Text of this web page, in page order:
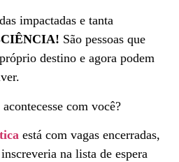
impactadas e tanta
São pessoas que
destino e agora podem
com você?
está com vagas encerradas,
na lista de espera